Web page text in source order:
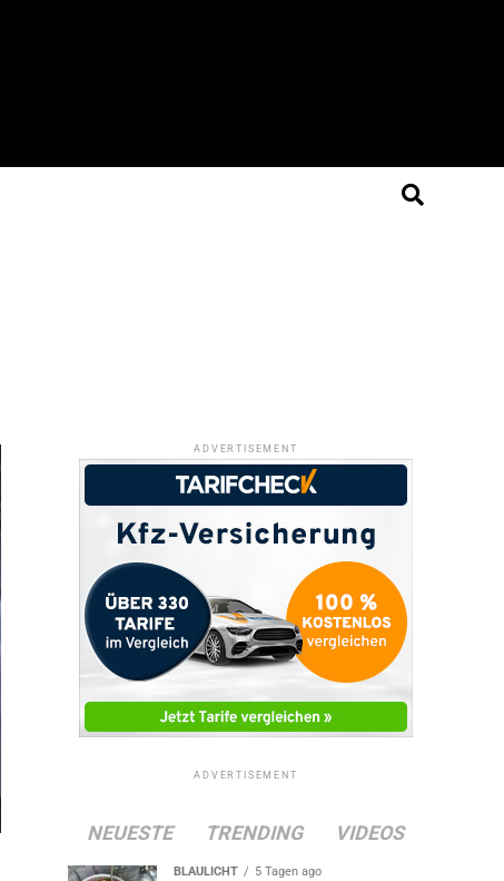
ADVERTISEMENT
ADVERTISEMENT
NEUESTE TRENDING VIDEOS
BLAULICHT 5 Tagen ago